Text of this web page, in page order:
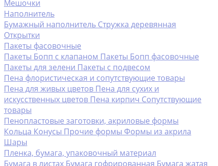
Мешочки
Наполнитель
Бумажный наполнитель Стружка деревянная
Открытки
Пакеты фасовочные
Пакеты Бопп с клапаном Пакеты Бопп фасовочные
Пакеты для зелени Пакеты с подвесом
Пена флористическая и сопутствующие товары
Пена для живых цветов Пена для сухих и
искусственных цветов Пена кирпич Сопутствующие
товары
Пенопластовые заготовки, акриловые формы
Кольца Конусы Прочие формы Формы из акрила
Шары
Пленка, бумага, упаковочный материал
Бумага в листах Бумага гофрированная Бумага жатая